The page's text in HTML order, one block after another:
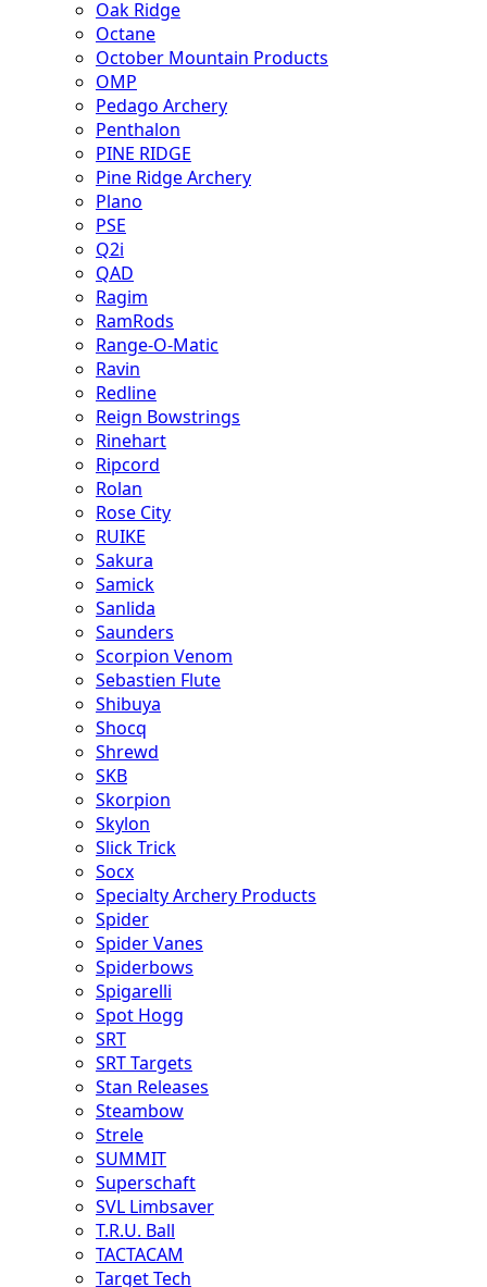
Oak Ridge
Octane
October Mountain Products
OMP
Pedago Archery
Penthalon
PINE RIDGE
Pine Ridge Archery
Plano
PSE
Q2i
QAD
Ragim
RamRods
Range-O-Matic
Ravin
Redline
Reign Bowstrings
Rinehart
Ripcord
Rolan
Rose City
RUIKE
Sakura
Samick
Sanlida
Saunders
Scorpion Venom
Sebastien Flute
Shibuya
Shocq
Shrewd
SKB
Skorpion
Skylon
Slick Trick
Socx
Specialty Archery Products
Spider
Spider Vanes
Spiderbows
Spigarelli
Spot Hogg
SRT
SRT Targets
Stan Releases
Steambow
Strele
SUMMIT
Superschaft
SVL Limbsaver
T.R.U. Ball
TACTACAM
Target Tech